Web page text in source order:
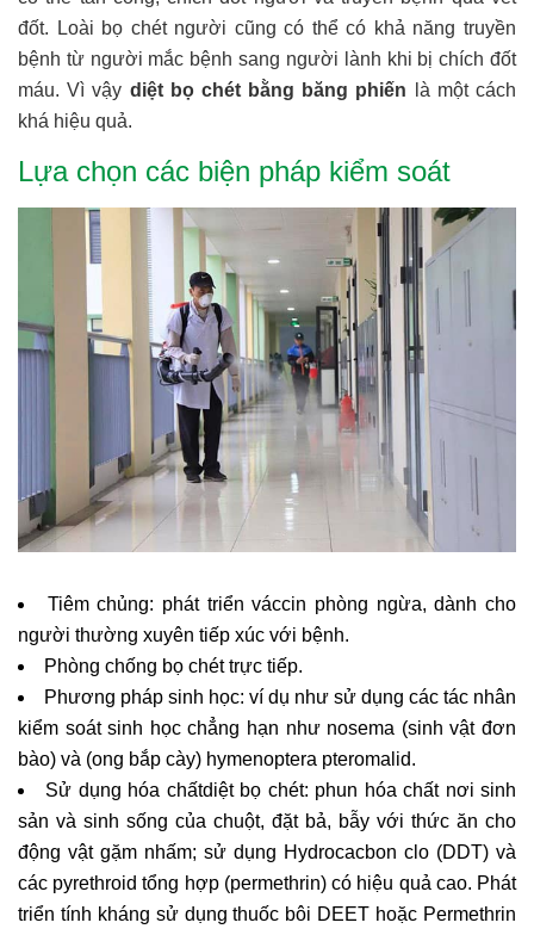
đốt. Loài bọ chét người cũng có thể có khả năng truyền
bệnh từ người mắc bệnh sang người lành khi bị chích đốt
máu. Vì vậy diệt bọ chét bằng băng phiến
là một cách
khá hiệu quả.
Lựa chọn các biện pháp kiểm soát
Tiêm chủng: phát triển váccin phòng ngừa, dành cho
người thường xuyên tiếp xúc với bệnh.
Phòng chống bọ chét trực tiếp.
Phương pháp sinh học: ví dụ như sử dụng các tác nhân
kiểm soát sinh học chẳng hạn như nosema (sinh vật đơn
bào) và (ong bắp cày) hymenoptera pteromalid.
Sử dụng hóa chấtdiệt bọ chét: phun hóa chất nơi sinh
sản và sinh sống của chuột, đặt bả, bẫy với thức ăn cho
động vật gặm nhấm; sử dụng Hydrocacbon clo (DDT) và
các pyrethroid tổng hợp (permethrin) có hiệu quả cao. Phát
triển tính kháng sử dụng thuốc bôi DEET hoặc Permethrin